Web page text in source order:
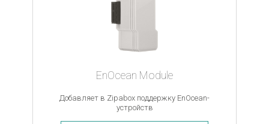
EnOcean Module
Добавляет в Zipabox поддержку EnOcean-
устройств